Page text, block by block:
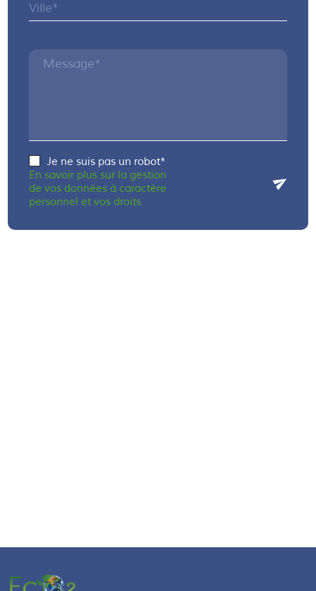
Ville*
Message*
Je ne suis pas un robot*
En savoir plus sur la gestion
de vos données à caractère
personnel et vos droits